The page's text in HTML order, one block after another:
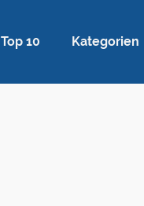
Top 10 Kategorien